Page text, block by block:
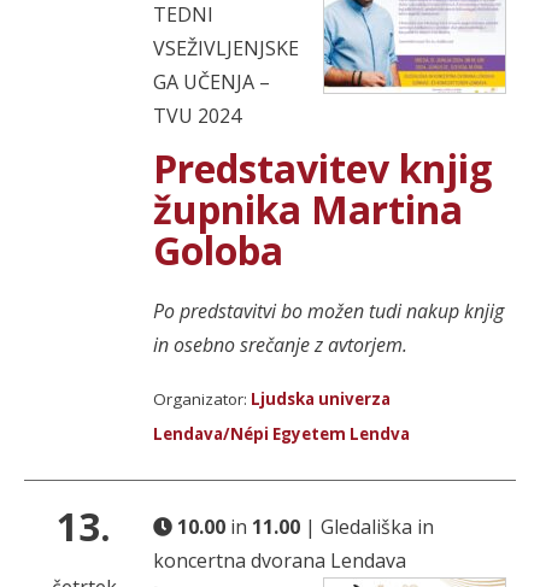
TEDNI
VSEŽIVLJENJSKE
GA UČENJA –
TVU 2024
Predstavitev knjig
župnika Martina
Goloba
Po predstavitvi bo možen tudi nakup knjig
in osebno srečanje z avtorjem.
Organizator: Ljudska univerza
Lendava/Népi Egyetem Lendva
13. 10.00 in 11.00 | Gledališka in
koncertna dvorana Lendava